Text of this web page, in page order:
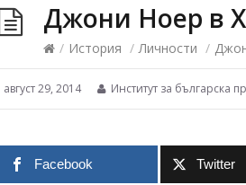
Джони Ноер в
/ История / Личности /
август 29, 2014 Институт за българска
Facebook Twitter